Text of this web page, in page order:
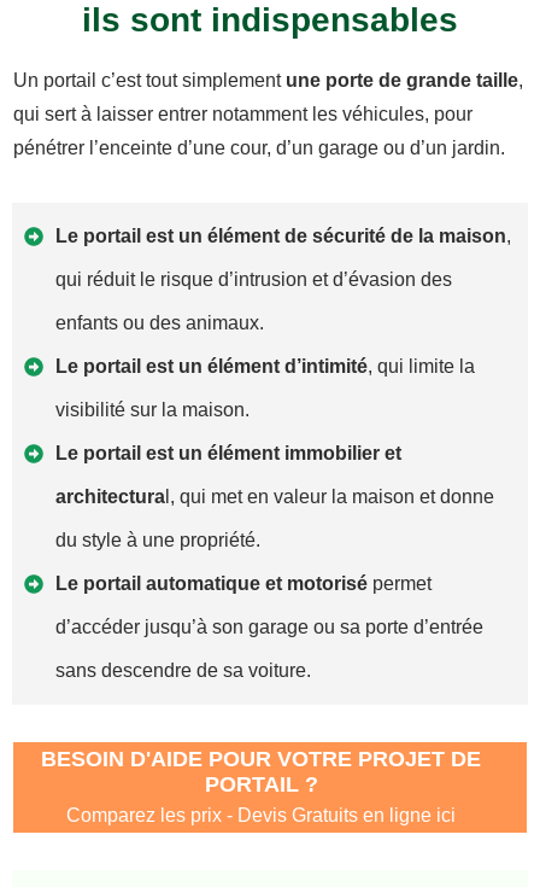
ils sont indispensables
Un portail c’est tout simplement une porte de grande taille,
qui sert à laisser entrer notamment les véhicules, pour
pénétrer l’enceinte d’une cour, d’un garage ou d’un jardin.
Le portail est un élément de sécurité de la maison,
qui réduit le risque d’intrusion et d’évasion des
enfants ou des animaux.
Le portail est un élément d’intimité, qui limite la
visibilité sur la maison.
Le portail est un élément immobilier et
architectura l, qui met en valeur la maison et donne
du style à une propriété.
Le portail automatique et motorisé permet
d’accéder jusqu’à son garage ou sa porte d’entrée
sans descendre de sa voiture.
BESOIN D'AIDE POUR VOTRE PROJET DE
PORTAIL ?
Comparez les prix - Devis Gratuits en ligne ici